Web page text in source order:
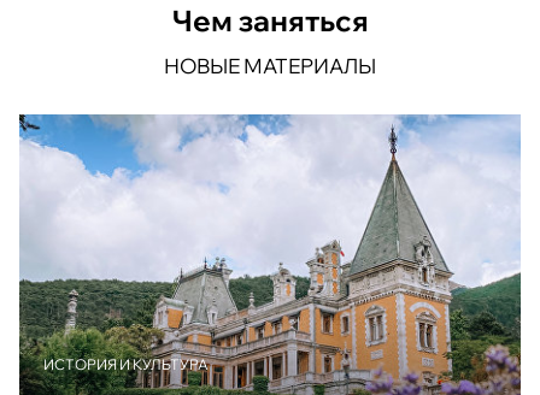
Чем заняться
НОВЫЕ МАТЕРИАЛЫ
ИСТОРИЯ И КУЛЬТУРА